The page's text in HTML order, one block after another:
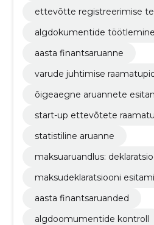
ettevõtte registreerimise
algdokumentide töötlemine
aasta finantsaruanne
varude juhtimise
õigeaegne aruannete
start-up ettevõtete
statistiline aruanne
maksuaruandlus:
maksudeklaratsiooni
aasta finantsaruanded
algdoomumentide kontroll